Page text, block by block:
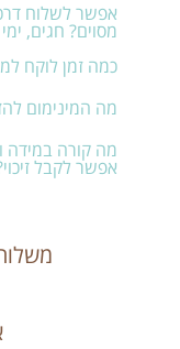
אפשר לשלוח
מסוים? חגים,
כמה זמן לוקח
מה המינימום
מה קורה במידה
אפשר לקבל